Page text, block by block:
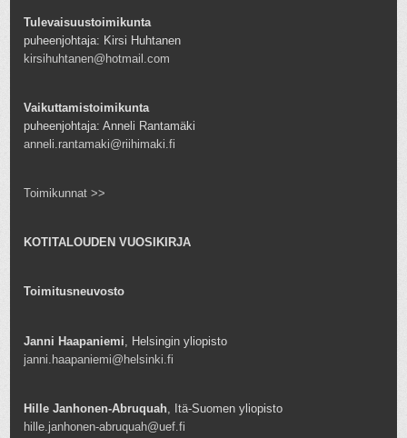
Tulevaisuustoimikunta
puheenjohtaja: Kirsi Huhtanen
kirsihuhtanen@hotmail.com
Vaikuttamistoimikunta
puheenjohtaja: Anneli Rantamäki
anneli.rantamaki@riihimaki.fi
Toimikunnat >>
KOTITALOUDEN VUOSIKIRJA
Toimitusneuvosto
Janni Haapaniemi , Helsingin yliopisto
janni.haapaniemi@helsinki.fi
Hille Janhonen-Abruquah , Itä-Suomen yliopisto
hille.janhonen-abruquah@uef.fi